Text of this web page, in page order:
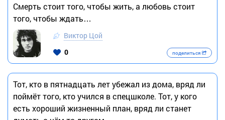
Смерть стоит того, чтобы жить, а любовь стоит
того, чтобы ждать…
Виктор Цой
0
поделиться
Тот, кто в пятнадцать лет убежал из дома, вряд ли
поймёт того, кто учился в спецшколе. Тот, у кого
есть хороший жизненный план, вряд ли станет